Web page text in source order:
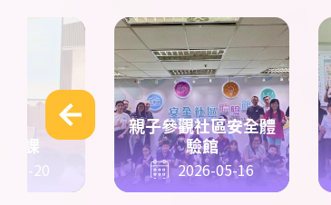
2026-06-20
「童心共讀國
家歷史人物」
小學人文科閱
讀活動比賽
大課
05-20
親子參觀社區安全體
驗館
2026-05-16